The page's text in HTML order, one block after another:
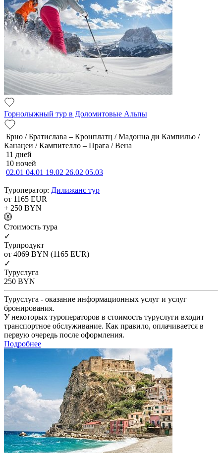
Горнолыжный тур в Доломитовые Альпы
Брно / Братислава – Кронплатц / Мадонна ди Кампильо /
Канацеи / Кампителло – Прага / Вена
11 дней
10 ночей
02.01 04.01 19.02 26.02 05.03
Туроператор: Дилижанс тур
от 1165 EUR
+ 250 BYN
Cтоимость тура
✓
Турпродукт
от 4069 BYN (1165 EUR)
✓
Туруслуга
250 BYN
Туруслуга - оказание информационных услуг и услуг
бронирования.
У некоторых туроператоров в стоимость туруслуги входит
транспортное обслуживание. Как правило, оплачивается в
первую очередь после оформления.
Подробнее